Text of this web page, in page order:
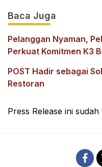
Baca Juga
Pelanggan Nyaman,
Perkuat Komitmen K3
POST Hadir sebagai
Restoran
Press Release ini sudah